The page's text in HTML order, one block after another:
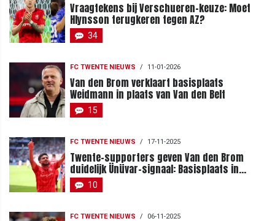
Vraagtekens bij Verschueren-keuze: Moet
Hlynsson terugkeren tegen AZ?
34
FC TWENTE NIEUWS / 11-01-2026
Van den Brom verklaart basisplaats
Weidmann in plaats van Van den Belt
15
FC TWENTE NIEUWS / 17-11-2025
Twente-supporters geven Van den Brom
duidelijk Ünüvar-signaal: Basisplaats in
aantocht?
10
FC TWENTE NIEUWS / 06-11-2025